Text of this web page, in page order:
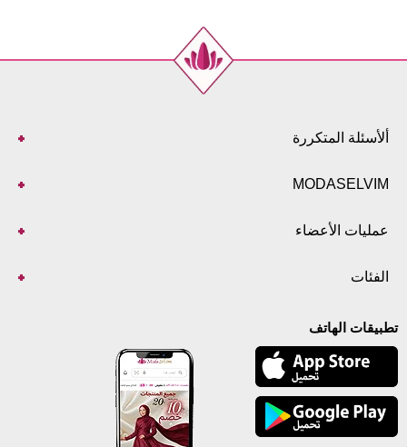
ألأسئلة المتكررة
MODASELVIM
عمليات الأعضاء
الفئات
تطبيقات الهاتف